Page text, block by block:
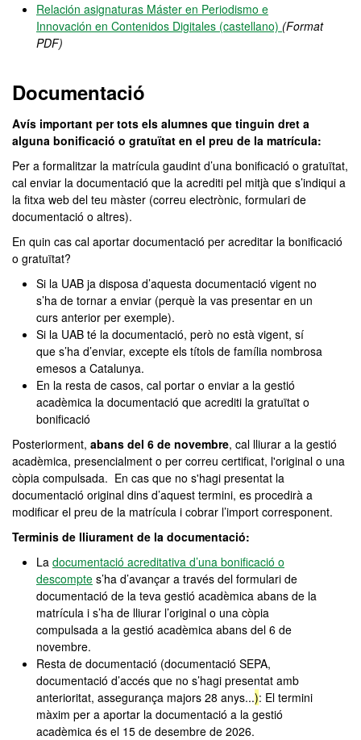
Relación asignaturas Máster en Periodismo e
Innovación en Contenidos Digitales (castellano) (Format
PDF)
Documentació
Avís important per tots els alumnes que tinguin dret a
alguna bonificació o gratuïtat en el preu de la matrícula:
Per a formalitzar la matrícula gaudint d’una bonificació o gratuïtat,
cal enviar la documentació que la acrediti pel mitjà que s’indiqui a
la fitxa web del teu màster (correu electrònic, formulari de
documentació o altres).
En quin cas cal aportar documentació per acreditar la bonificació
o gratuïtat?
Si la UAB ja disposa d’aquesta documentació vigent no
s’ha de tornar a enviar (perquè la vas presentar en un
curs anterior per exemple).
Si la UAB té la documentació, però no està vigent, sí
que s’ha d’enviar, excepte els títols de família nombrosa
emesos a Catalunya.
En la resta de casos, cal portar o enviar a la gestió
acadèmica la documentació que acrediti la gratuïtat o
bonificació
Posteriorment, abans del 6 de novembre, cal lliurar a la gestió
acadèmica, presencialment o per correu certificat, l'original o una
còpia compulsada. En cas que no s'hagi presentat la
documentació original dins d’aquest termini, es procedirà a
modificar el preu de la matrícula i cobrar l’import corresponent.
Terminis de lliurament de la documentació:
La documentació acreditativa d’una bonificació o
descompte s’ha d’avançar a través del formulari de
documentació de la teva gestió acadèmica abans de la
matrícula i s’ha de lliurar l’original o una còpia
compulsada a la gestió acadèmica abans del 6 de
novembre.
Resta de documentació (documentació SEPA,
documentació d’accés que no s’hagi presentat amb
anterioritat, assegurança majors 28 anys...): El termini
màxim per a aportar la documentació a la gestió
acadèmica és el 15 de desembre de 2026.